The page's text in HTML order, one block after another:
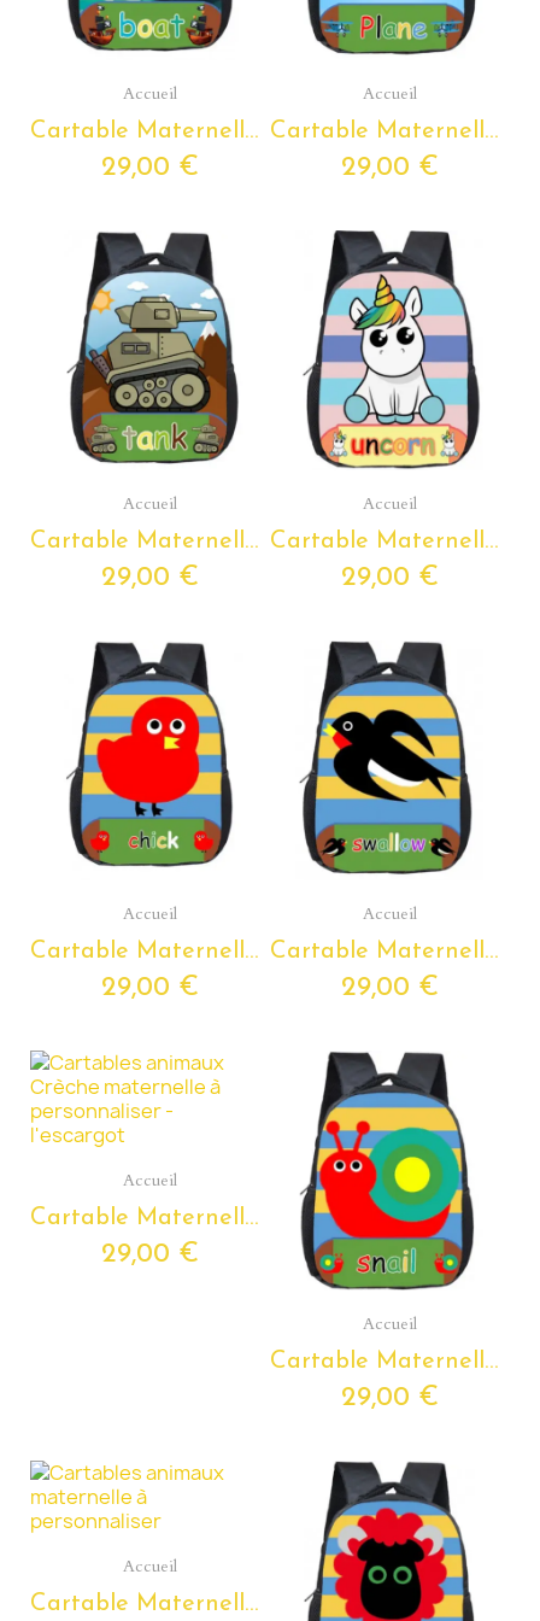
Aperçu rapide
Accueil
Cartable Maternelle BATEAU Personnalisable avec Prénom
29,00 €
Aperçu rapide
Accueil
Cartable Maternelle AVION Personnalisable avec Prénom
29,00 €
Aperçu rapide
Accueil
Cartable Maternelle TANK Personnalisable avec Prénom
29,00 €
Aperçu rapide
Accueil
Cartable Maternelle LICORNE Personnalisable avec Prénom
29,00 €
Aperçu rapide
Accueil
Cartable Maternelle POUSSIN Personnalisable avec Prénom
29,00 €
Aperçu rapide
Accueil
Cartable Maternelle HIRONDELLE Personnalisable avec Prénom
29,00 €
Aperçu rapide
Accueil
Cartable Maternelle DAIM Personnalisable avec Prénom
29,00 €
Aperçu rapide
Accueil
Cartable Maternelle ESCARGOT personnalisable avec Prénom
29,00 €
Aperçu rapide
Accueil
Cartable Maternelle TAUREAU Personnalisable avec Prénom